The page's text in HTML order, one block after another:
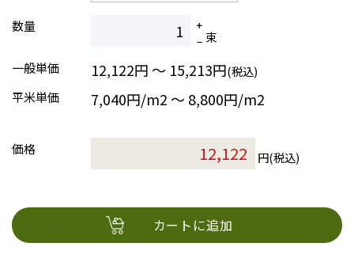
数量
束
一般単価
12,122円 ～ 15,213円(税込)
平米単価
7,040円/m2 〜 8,800円/m2
価格
円(税込)
カートに追加